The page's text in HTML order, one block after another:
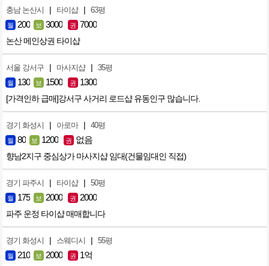
충남 논산시 | 타이샵 | 63평
월 200 보 3000 권 7000
논산 메인상권 타이샵
서울 강서구 | 마사지샵 | 35평
월 130 보 1500 권 1300
[가격인하 급매]강서구 사거리 로드샵 유동인구 많습니다.
경기 화성시 | 아로마 | 40평
월 80 보 1200 권 없음
향남2지구 중심상가 마사지샵 임대(건물임대인 직접)
경기 파주시 | 타이샵 | 50평
월 175 보 2000 권 2000
파주 운정 타이샵 매매합니다
경기 화성시 | 스웨디시 | 55평
월 210 보 2000 권 1억